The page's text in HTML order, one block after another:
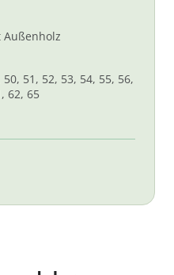
51, 52, 53, 54, 55, 56,
62, 65